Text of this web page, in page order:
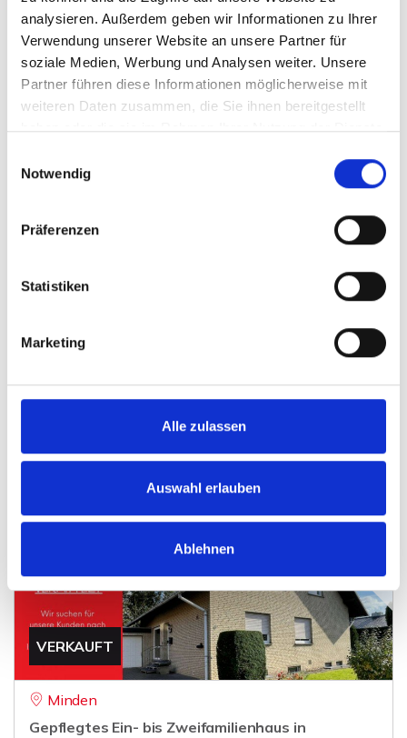
analysieren. Außerdem geben wir Informationen zu Ihrer
Verwendung unserer Website an unsere Partner für
soziale Medien, Werbung und Analysen weiter. Unsere
Partner führen diese Informationen möglicherweise mit
weiteren Daten zusammen, die Sie ihnen bereitgestellt
haben oder die sie im Rahmen Ihrer Nutzung der Dienste
Notwendig
Präferenzen
Statistiken
Marketing
Alle zulassen
Auswahl erlauben
Ablehnen
Minden
Gepflegte Eigentumswohnung mit Balkon in
Minden - Bölhorst
Etagenwohnung
Tolles Baugrundstück in Minden - Häverstädt
VERKAUFT
Minden
Gepflegtes Ein- bis Zweifamilienhaus in